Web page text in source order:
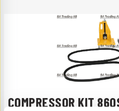
COMPRESSOR KIT